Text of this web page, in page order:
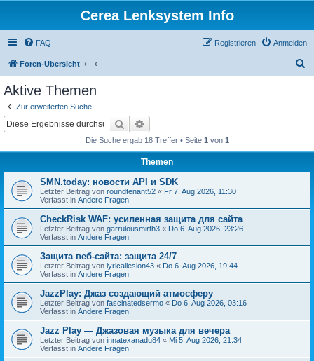
Cerea Lenksystem Info
FAQ Anmelden
Registrieren
Foren-Übersicht
Aktive Themen
Zur erweiterten Suche
Suche
Die Suche ergab 18 Treffer • Seite 1 von 1
Themen
SMN.today: новости API и SDK
Letzter Beitrag von roundtenant52 « Fr 7. Aug 2026, 11:30
Verfasst in Andere Fragen
CheckRisk WAF: усиленная защита для сайта
Letzter Beitrag von garrulousmirth3 « Do 6. Aug 2026, 23:26
Verfasst in Andere Fragen
Защита веб-сайта: защита 24/7
Letzter Beitrag von lyricallesion43 « Do 6. Aug 2026, 19:44
Verfasst in Andere Fragen
JazzPlay: Джаз создающий атмосферу
Letzter Beitrag von fascinatedsermo « Do 6. Aug 2026, 03:16
Verfasst in Andere Fragen
Jazz Play — Джазовая музыка для вечера
Letzter Beitrag von innatexanadu84 « Mi 5. Aug 2026, 21:34
Verfasst in Andere Fragen